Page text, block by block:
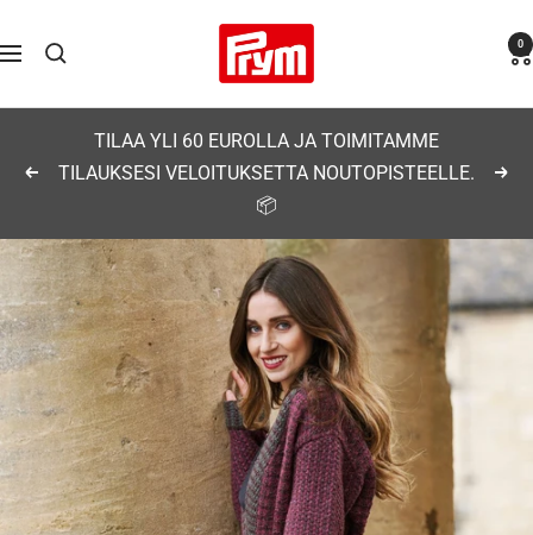
sisältöön
Navigaatio
Prym 0
Edellinen
TILAA YLI 60 EUROLLA JA TOIMITAMME
TILAUKSESI VELOITUKSETTA NOUTOPISTEELLE.
📦